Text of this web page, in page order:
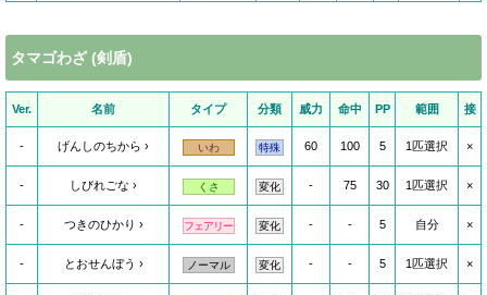
タマゴわざ (剣盾)
Ver. 名前 タイプ 分類 威力 命中 PP 範囲 接
- げんしのちから いわ 特殊 60 100 5 1匹選択 ×
- しびれごな くさ 変化 - 75 30 1匹選択 ×
- つきのひかり フェアリー 変化 - - 5 自分 ×
- とおせんぼう ノーマル 変化 - - 5 1匹選択 ×